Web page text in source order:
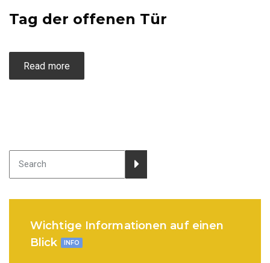
Tag der offenen Tür
Read more
Wichtige Informationen auf einen
Blick
INFO